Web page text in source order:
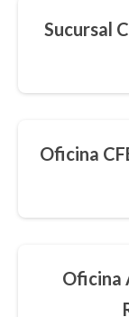
Sucursal
Oficina
Oficina